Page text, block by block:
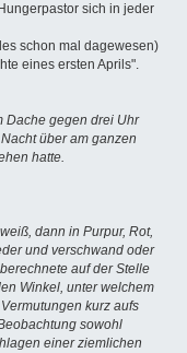
sich in jeder
schon mal dagewesen)
eines ersten Aprils".
Dache gegen drei Uhr
über am ganzen
hatte.
dann in Purpur, Rot,
und verschwand oder
auf der Stelle
Winkel, unter welchem
kurz aufs
sowohl
einer ziemlichen